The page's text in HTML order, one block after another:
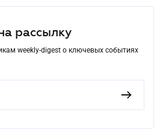
рассылку
weekly-digest о ключевых событиях